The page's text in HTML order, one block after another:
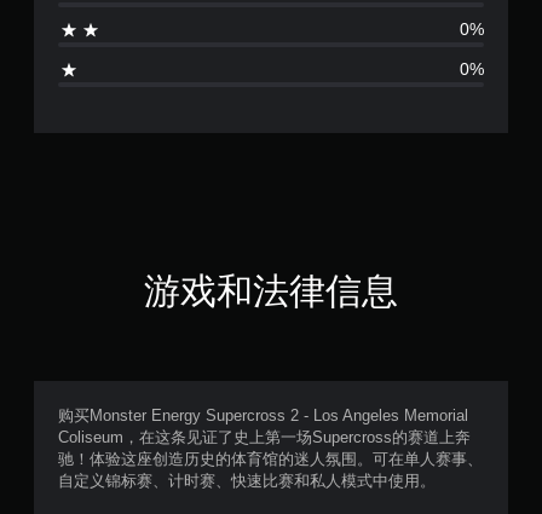
颗
（
，
1
0%
0%
游戏和法律信息
购买Monster Energy Supercross 2 - Los Angeles Memorial
Coliseum，在这条见证了史上第一场Supercross的赛道上奔
驰！体验这座创造历史的体育馆的迷人氛围。可在单人赛事、
自定义锦标赛、计时赛、快速比赛和私人模式中使用。